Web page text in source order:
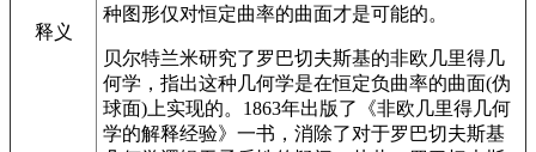
释义
种图形仅对恒定曲率的曲面才是可能的。
贝尔特兰米研究了罗巴切夫斯基的非欧几里得几
何学，指出这种几何学是在恒定负曲率的曲面(伪
球面)上实现的。1863年出版了《非欧几里得几何
学的解释经验》一书，消除了对于罗巴切夫斯基